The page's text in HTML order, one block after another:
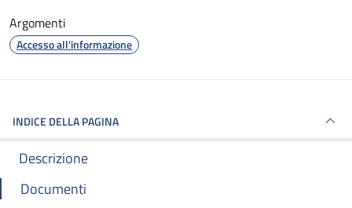
Argomenti
Accesso all'informazione
INDICE DELLA PAGINA
Descrizione
Documenti